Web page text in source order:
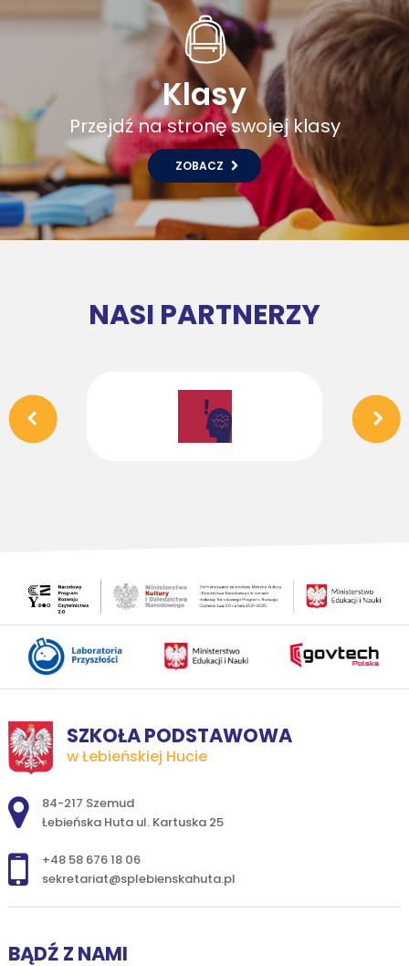
Klasy
Przejdź na stronę swojej klasy
ZOBACZ
NASI PARTNERZY
SZKOŁA PODSTAWOWA
w Łebieńskiej Hucie
Adres pocztowy:
84-217 Szemud
Łebieńska Huta ul. Kartuska 25
+48 58 676 18 06
sekretariat@splebienskahuta.pl
BĄDŹ Z NAMI